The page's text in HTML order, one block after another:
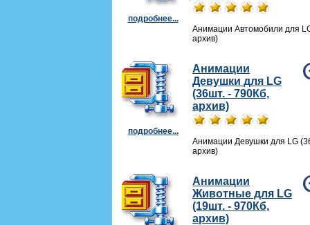
подробнее...
Анимации Автомобили для
архив)
подробнее...
Анимации
Девушки для LG
(36шт. - 790Кб,
архив)
Анимации Девушки для LG
архив)
Анимации
Животные для LG
(19шт. - 970Кб,
архив)